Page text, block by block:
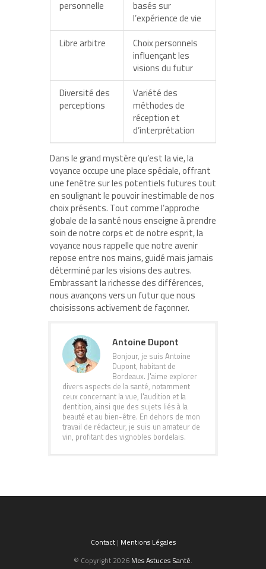
personnelle
basés sur
l’expérience de vie
Libre arbitre
Choix personnels
influençant les
visions du futur
Diversité des
perceptions
Variété des
méthodes de
réception et
d’interprétation
Dans le grand mystère qu’est la vie, la
voyance occupe une place spéciale, offrant
une fenêtre sur les potentiels futures tout
en soulignant le pouvoir inestimable de nos
choix présents. Tout comme l’approche
globale de la santé nous enseigne à prendre
soin de notre corps et de notre esprit, la
voyance nous rappelle que notre avenir
repose entre nos mains, guidé mais jamais
déterminé par les visions des autres.
Embrassant la richesse des différences,
nous avançons vers un futur que nous
choisissons activement de façonner.
Antoine Dupont
Bonjour, je suis Antoine
Dupont, habitant de
Bordeaux. J'aime explorer
divers aspects de la santé, notamment
ceux concernant la vue, l'audition et la
dentition, ainsi que des sujets liés à la
beauté et au bien-être. En dehors de mon
travail de rédacteur, je suis un amateur de
vin, profitant des vignobles bordelais.
Contact| Mentions Légales
© Copyright 2026 Mes Astuces Santé.